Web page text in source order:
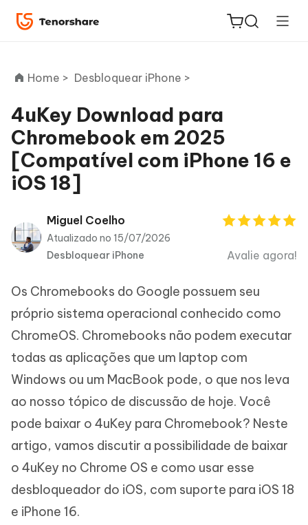
ReiBoot
for iOS
PDNob
PDF
Editor
Home > Desbloquear iPhone >
4uKey Download para
Chromebook em 2025
[Compatível com iPhone 16 e
iOS 18]
Miguel Coelho
Atualizado no 15/07/2026
Desbloquear iPhone
Avalie agora!
Os Chromebooks do Google possuem seu
próprio sistema operacional conhecido como
ChromeOS. Chromebooks não podem executar
todas as aplicações que um laptop com
Windows ou um MacBook pode, o que nos leva
ao nosso tópico de discussão de hoje. Você
pode baixar o 4uKey para Chromebook? Neste
artigo, vamos discutir a possibilidade de baixar
o 4uKey no Chrome OS e como usar esse
desbloqueador do iOS, com suporte para iOS 18
e iPhone 16.